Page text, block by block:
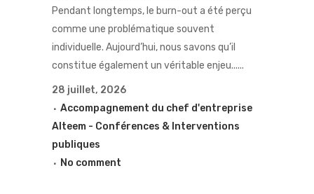
Pendant longtemps, le burn-out a été perçu
comme une problématique souvent
individuelle. Aujourd’hui, nous savons qu’il
constitue également un véritable enjeu......
28 juillet, 2026
Accompagnement du chef d'entreprise
Alteem - Conférences & Interventions
publiques
No comment